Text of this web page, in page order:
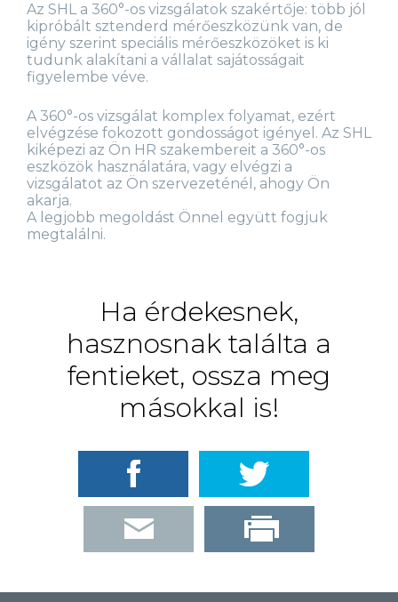
Az SHL a 360°-os vizsgálatok szakértője: több jól
kipróbált sztenderd mérőeszközünk van, de
igény szerint speciális mérőeszközöket is ki
tudunk alakítani a vállalat sajátosságait
figyelembe véve.
A 360°-os vizsgálat komplex folyamat, ezért
elvégzése fokozott gondosságot igényel. Az SHL
kiképezi az Ön HR szakembereit a 360°-os
eszközök használatára, vagy elvégzi a
vizsgálatot az Ön szervezeténél, ahogy Ön
akarja.
A legjobb megoldást Önnel együtt fogjuk
megtalálni.
Ha érdekesnek,
hasznosnak találta a
fentieket, ossza meg
másokkal is!